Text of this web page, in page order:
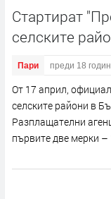
Стартират
селските
Пари преди 18
От 17 април,
селските райони в
Разплащателни
първите две мерки –